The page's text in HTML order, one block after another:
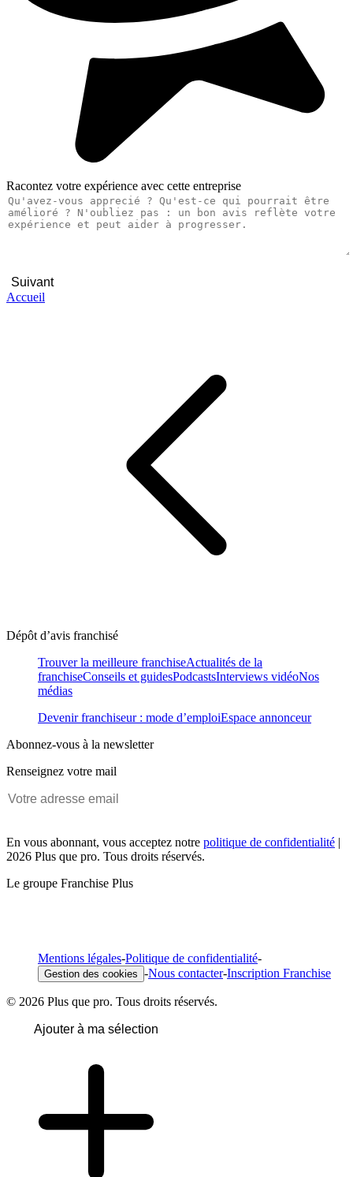
Racontez votre expérience avec cette entreprise
Suivant
Accueil
Dépôt d’avis franchisé
Trouver la meilleure franchiseActualités de la
franchiseConseils et guidesPodcastsInterviews vidéoNos
médias
Devenir franchiseur : mode d’emploiEspace annonceur
Abonnez-vous à la newsletter
Renseignez votre mail
En vous abonnant, vous acceptez notre politique de confidentialité |
2026 Plus que pro. Tous droits réservés.
Le groupe Franchise Plus
Mentions légales-Politique de confidentialité-
Gestion des cookies -Nous contacter-Inscription Franchise
© 2026 Plus que pro. Tous droits réservés.
Ajouter à ma sélection